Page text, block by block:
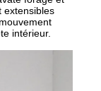
extensibles
intérieur.